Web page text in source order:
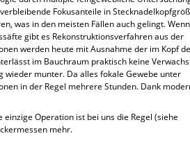
Fokusanteile in
was in den meisten Fällen auch gelingt.
gibt es Rekonstruktionsverfahren aus der
werden heute mit Ausnahme der im Kopf
im Bauchraum praktisch keine
wieder munter. Da alles fokale Gewebe unter
in der Regel mehrere Stunden. Dank
Operation ist bei uns die Regel (siehe
mehr.